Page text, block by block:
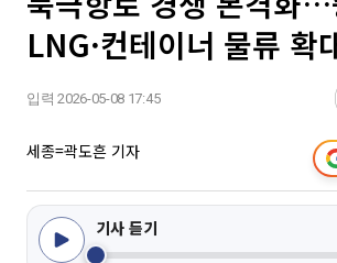
LNG·컨테이너 물류 확
입력 2026-05-08 17:45
세종=곽도흔 기자
기사 듣기